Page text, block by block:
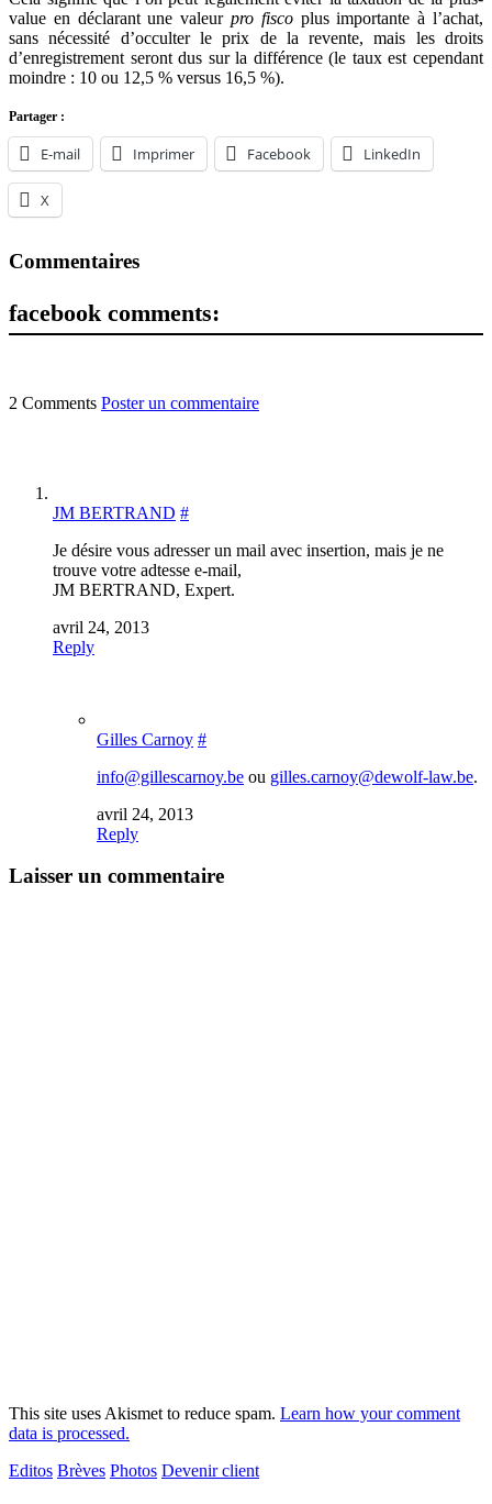
value en déclarant une valeur pro fiscoplus importante à l’achat,
sans nécessité d’occulter le prix de la revente, mais les droits
d’enregistrement seront dus sur la différence (le taux est cependant
moindre : 10 ou 12,5 % versus 16,5 %).
Partager :
E-mail Imprimer Facebook LinkedIn
X
Commentaires
facebook comments:
2 Comments Poster un commentaire
JM BERTRAND #
Je désire vous adresser un mail avec insertion, mais je ne
trouve votre adtesse e-mail,
JM BERTRAND, Expert.
avril 24, 2013
Reply
Gilles Carnoy #
info@gillescarnoy.be ou gilles.carnoy@dewolf-law.be.
avril 24, 2013
Reply
Laisser un commentaire
This site uses Akismet to reduce spam. Learn how your comment
data is processed.
Editos Brèves Photos Devenir client